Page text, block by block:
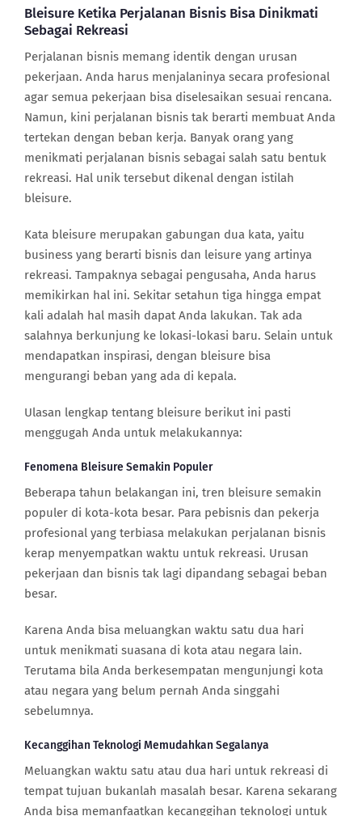
Bleisure Ketika Perjalanan Bisnis Bisa Dinikmati
Sebagai Rekreasi
Perjalanan bisnis memang identik dengan urusan
pekerjaan. Anda harus menjalaninya secara profesional
agar semua pekerjaan bisa diselesaikan sesuai rencana.
Namun, kini perjalanan bisnis tak berarti membuat Anda
tertekan dengan beban kerja. Banyak orang yang
menikmati perjalanan bisnis sebagai salah satu bentuk
rekreasi. Hal unik tersebut dikenal dengan istilah
bleisure.
Kata bleisure merupakan gabungan dua kata, yaitu
business yang berarti bisnis dan leisure yang artinya
rekreasi. Tampaknya sebagai pengusaha, Anda harus
memikirkan hal ini. Sekitar setahun tiga hingga empat
kali adalah hal masih dapat Anda lakukan. Tak ada
salahnya berkunjung ke lokasi-lokasi baru. Selain untuk
mendapatkan inspirasi, dengan bleisure bisa
mengurangi beban yang ada di kepala.
Ulasan lengkap tentang bleisure berikut ini pasti
menggugah Anda untuk melakukannya:
Fenomena Bleisure Semakin Populer
Beberapa tahun belakangan ini, tren bleisure semakin
populer di kota-kota besar. Para pebisnis dan pekerja
profesional yang terbiasa melakukan perjalanan bisnis
kerap menyempatkan waktu untuk rekreasi. Urusan
pekerjaan dan bisnis tak lagi dipandang sebagai beban
besar.
Karena Anda bisa meluangkan waktu satu dua hari
untuk menikmati suasana di kota atau negara lain.
Terutama bila Anda berkesempatan mengunjungi kota
atau negara yang belum pernah Anda singgahi
sebelumnya.
Kecanggihan Teknologi Memudahkan Segalanya
Meluangkan waktu satu atau dua hari untuk rekreasi di
tempat tujuan bukanlah masalah besar. Karena sekarang
Anda bisa memanfaatkan kecanggihan teknologi untuk